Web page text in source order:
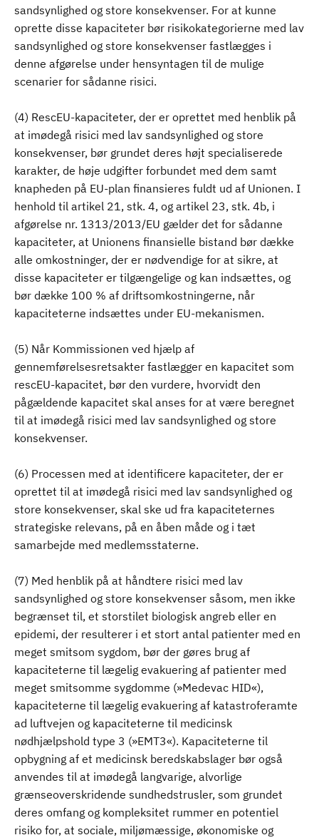
sandsynlighed og store konsekvenser. For at kunne
oprette disse kapaciteter bør risikokategorierne med lav
sandsynlighed og store konsekvenser fastlægges i
denne afgørelse under hensyntagen til de mulige
scenarier for sådanne risici.
(4) RescEU-kapaciteter, der er oprettet med henblik på
at imødegå risici med lav sandsynlighed og store
konsekvenser, bør grundet deres højt specialiserede
karakter, de høje udgifter forbundet med dem samt
knapheden på EU-plan finansieres fuldt ud af Unionen. I
henhold til artikel 21, stk. 4, og artikel 23, stk. 4b, i
afgørelse nr. 1313/2013/EU gælder det for sådanne
kapaciteter, at Unionens finansielle bistand bør dække
alle omkostninger, der er nødvendige for at sikre, at
disse kapaciteter er tilgængelige og kan indsættes, og
bør dække 100 % af driftsomkostningerne, når
kapaciteterne indsættes under EU-mekanismen.
(5) Når Kommissionen ved hjælp af
gennemførelsesretsakter fastlægger en kapacitet som
rescEU-kapacitet, bør den vurdere, hvorvidt den
pågældende kapacitet skal anses for at være beregnet
til at imødegå risici med lav sandsynlighed og store
konsekvenser.
(6) Processen med at identificere kapaciteter, der er
oprettet til at imødegå risici med lav sandsynlighed og
store konsekvenser, skal ske ud fra kapaciteternes
strategiske relevans, på en åben måde og i tæt
samarbejde med medlemsstaterne.
(7) Med henblik på at håndtere risici med lav
sandsynlighed og store konsekvenser såsom, men ikke
begrænset til, et storstilet biologisk angreb eller en
epidemi, der resulterer i et stort antal patienter med en
meget smitsom sygdom, bør der gøres brug af
kapaciteterne til lægelig evakuering af patienter med
meget smitsomme sygdomme (»Medevac HID«),
kapaciteterne til lægelig evakuering af katastroferamte
ad luftvejen og kapaciteterne til medicinsk
nødhjælpshold type 3 (»EMT3«). Kapaciteterne til
opbygning af et medicinsk beredskabslager bør også
anvendes til at imødegå langvarige, alvorlige
grænseoverskridende sundhedstrusler, som grundet
deres omfang og kompleksitet rummer en potentiel
risiko for, at sociale, miljømæssige, økonomiske og